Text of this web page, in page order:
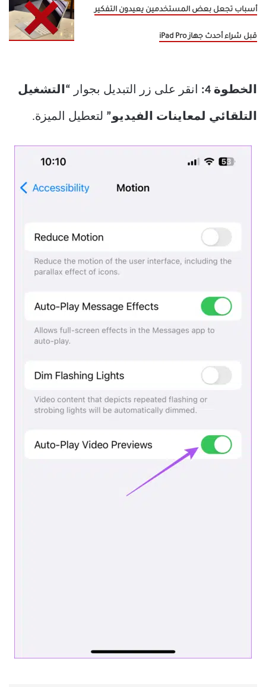
أسباب تجعل بعض المستخدمين يعيدون التفكير
قبل شراء أحدث جهاز iPad Pro
الخطوة 4: انقر على زر التبديل بجوار “التشغيل
التلقائي لمعاينات الفيديو” لتعطيل الميزة.